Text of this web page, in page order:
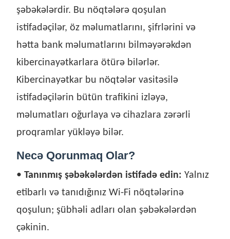
şəbəkələrdir. Bu nöqtələrə qoşulan
istifadəçilər, öz məlumatlarını, şifrlərini və
hətta bank məlumatlarını bilməyərəkdən
kibercinayətkarlara ötürə bilərlər.
Kibercinayətkar bu nöqtələr vasitəsilə
istifadəçilərin bütün trafikini izləyə,
məlumatları oğurlaya və cihazlara zərərli
proqramlar yükləyə bilər.
Necə Qorunmaq Olar?
• Tanınmış şəbəkələrdən istifadə edin: Yalnız
etibarlı və tanıdığınız Wi-Fi nöqtələrinə
qoşulun; şübhəli adları olan şəbəkələrdən
çəkinin.